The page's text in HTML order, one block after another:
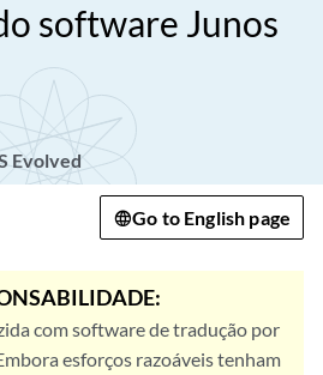
software Junos
Evolved
Go to English page
com software de tradução por
esforços razoáveis tenham